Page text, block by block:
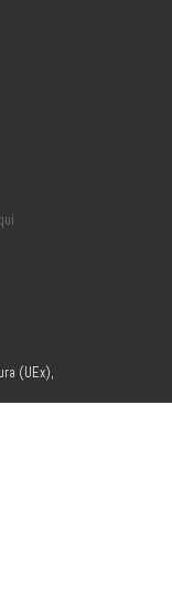
(UEx),